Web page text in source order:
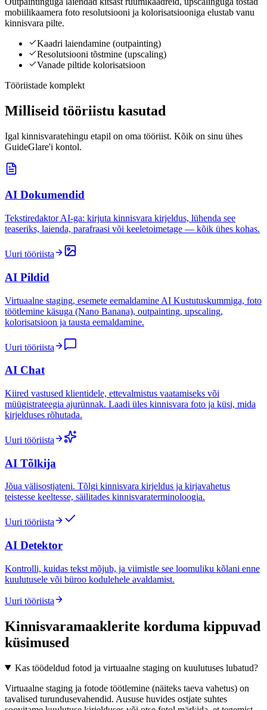
mobiilikaamera foto resolutsiooni ja kolorisatsiooniga elustab vanu
kinnisvara pilte.
Kaadri laiendamine (outpainting)
Resolutsiooni tõstmine (upscaling)
Vanade piltide kolorisatsioon
Tööriistade komplekt
Milliseid tööriistu kasutad
Igal kinnisvaratehingu etapil on oma tööriist. Kõik on sinu ühes
GuideGlare'i kontol.
AI Dokumendid
Tekstiredaktor AI-ga: kirjuta kinnisvara kirjeldus, lühenda see
teaseriks, laienda, parafraasi või keeletoimetage — kõik ühes kohas.
Uuri tööriista
AI Pildid
Virtuaalne staging, esemete eemaldamine AI Kustutuskummiga, foto
töötlemine käsuga (Nano Banana), outpainting, upscaling,
kolorisatsioon ja tausta eemaldamine.
Uuri tööriista
AI Chat
Kiired vastused klientidele, ettevalmistus vaatamiseks või
müügistrateegia ajurünnak. Laadi üles kinnisvara foto ja küsi, mida
kirjelduses rõhutada.
Uuri tööriista
AI Tõlkija
Jõua välisostjateni. Tõlgi kinnisvara kirjeldus ja kirjavahetus
teistesse keeltesse, säilitades kinnisvaraterminoloogia.
Uuri tööriista
AI Detektor
Kontrolli, kuidas tekst mõjub, ja viimistle see loomuliku kõlani enne
kuulutusele või büroo kodulehele avaldamist.
Uuri tööriista
Kinnisvaramaaklerite korduma kippuvad
küsimused
Kas töödeldud fotod ja virtuaalne staging on kuulutuses lubatud?
Virtuaalne staging ja fotode töötlemine (näiteks taeva vahetus) on
tavalised turundusevahendid. Aususe huvides ostjate suhtes